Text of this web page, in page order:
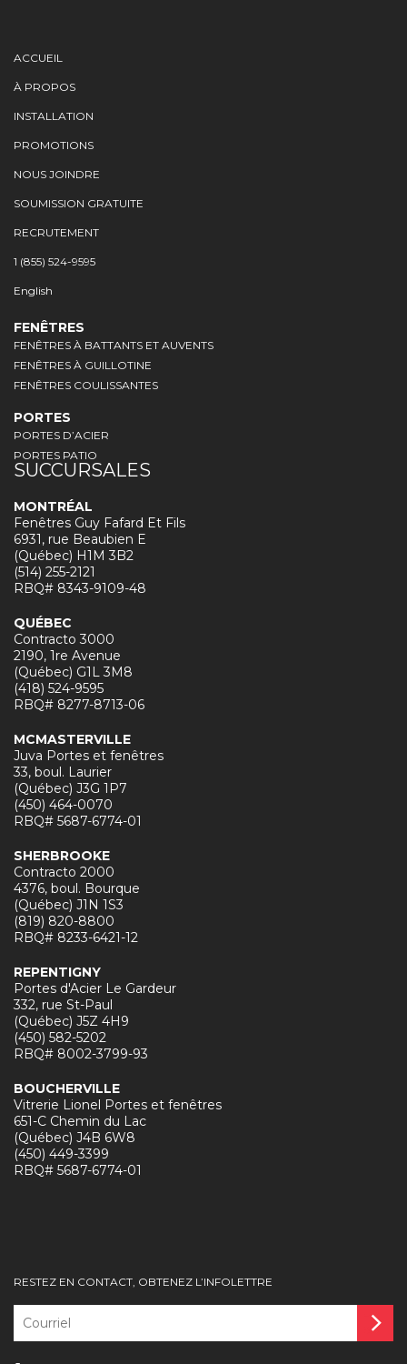
ACCUEIL
À PROPOS
INSTALLATION
PROMOTIONS
NOUS JOINDRE
SOUMISSION GRATUITE
RECRUTEMENT
1 (855) 524-9595
English
FENÊTRES
FENÊTRES À BATTANTS ET AUVENTS
FENÊTRES À GUILLOTINE
FENÊTRES COULISSANTES
PORTES
PORTES D’ACIER
PORTES PATIO
SUCCURSALES
MONTRÉAL
Fenêtres Guy Fafard Et Fils
6931, rue Beaubien E
(Québec) H1M 3B2
(514) 255-2121
RBQ# 8343-9109-48
QUÉBEC
Contracto 3000
2190, 1re Avenue
(Québec) G1L 3M8
(418) 524-9595
RBQ# 8277-8713-06
MCMASTERVILLE
Juva Portes et fenêtres
33, boul. Laurier
(Québec) J3G 1P7
(450) 464-0070
RBQ# 5687-6774-01
SHERBROOKE
Contracto 2000
4376, boul. Bourque
(Québec) J1N 1S3
(819) 820-8800
RBQ# 8233-6421-12
REPENTIGNY
Portes d'Acier Le Gardeur
332, rue St-Paul
(Québec) J5Z 4H9
(450) 582-5202
RBQ# 8002-3799-93
BOUCHERVILLE
Vitrerie Lionel Portes et fenêtres
651-C Chemin du Lac
(Québec) J4B 6W8
(450) 449-3399
RBQ# 5687-6774-01
RESTEZ EN CONTACT, OBTENEZ L’INFOLETTRE